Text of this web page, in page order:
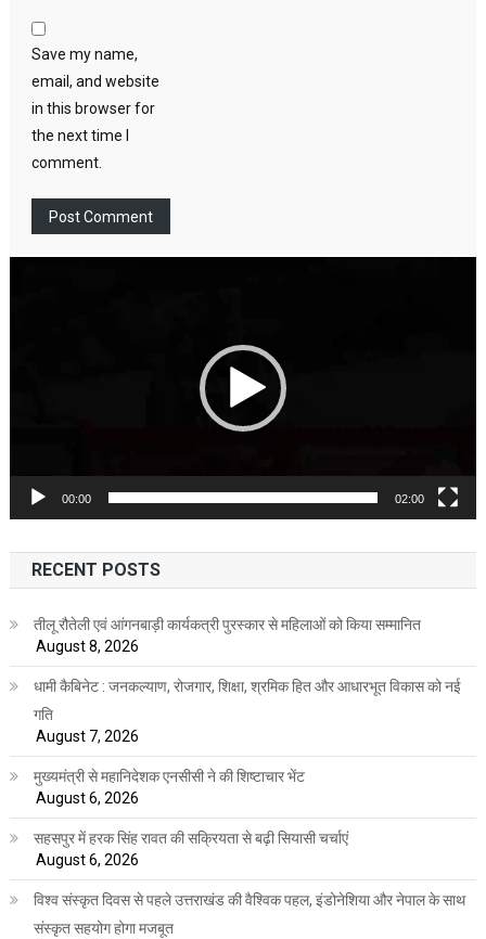
Save my name,
email, and website
in this browser for
the next time I
comment.
00:00 02:00
RECENT POSTS
तीलू रौतेली एवं आंगनबाड़ी कार्यकत्री पुरस्कार से महिलाओं को किया सम्मानित
August 8, 2026
धामी कैबिनेट : जनकल्याण, रोजगार, शिक्षा, श्रमिक हित और आधारभूत विकास को नई
गति
August 7, 2026
मुख्यमंत्री से महानिदेशक एनसीसी ने की शिष्टाचार भेंट
August 6, 2026
सहसपुर में हरक सिंह रावत की सक्रियता से बढ़ी सियासी चर्चाएं
August 6, 2026
विश्व संस्कृत दिवस से पहले उत्तराखंड की वैश्विक पहल, इंडोनेशिया और नेपाल के साथ
संस्कृत सहयोग होगा मजबूत